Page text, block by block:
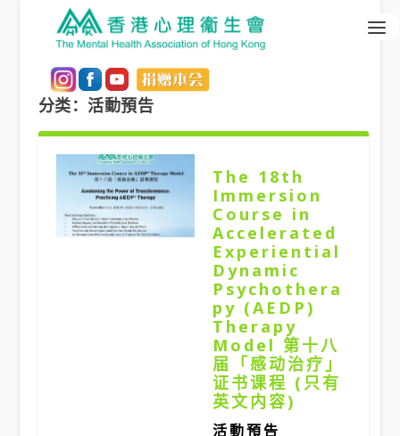
分类：活動預告
The 18th
Immersion
Course in
Accelerated
Experiential
Dynamic
Psychothera
py (AEDP)
Therapy
Model 第十八
届「感动治疗」
证书课程 (只有
英文内容)
活動預告